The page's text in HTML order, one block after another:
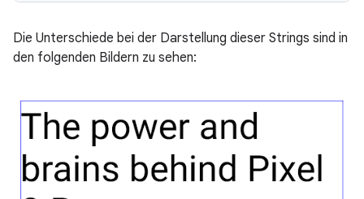
Die Unterschiede bei der Darstellung dieser Strings sind in
den folgenden Bildern zu sehen: